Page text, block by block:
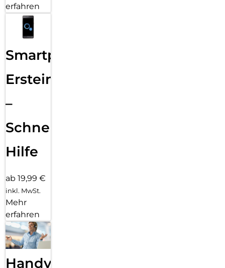
erfahren
Smartphone
Ersteinrichtung
–
Schnelle
Hilfe
ab 19,99 €
inkl. MwSt.
Mehr
erfahren
Handy